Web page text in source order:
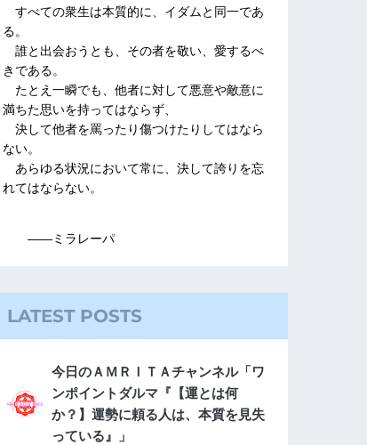
すべての衆生は本質的に、イダムと同一であ
る。
誰と出会おうとも、その者を敬い、愛するべ
きである。
たとえ一瞬でも、他者に対して悪意や敵意に
満ちた思いを持ってはならず、
決して他者を罵ったり傷つけたりしてはなら
ない。
あらゆる状況において常に、決して誇りを忘
れてはならない。
――ミラレーパ
LATEST POSTS
今日のＡＭＲＩＴＡチャンネル「ワ
ンポイントダルマ『【運とは何
か？】運勢に頼る人は、本質を見失
っている』」